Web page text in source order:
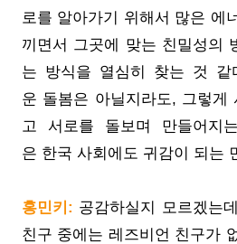
로를 알아가기 위해서 많은 에
끼면서 그곳에 맞는 친밀성의
는 방식을 열심히 찾는 것 같
운 돌봄은 아닐지라도, 그렇게
고 서로를 돌보며 만들어지
은 한국 사회에도 귀감이 되는
홍민키: 공감하실지 모르겠는
친구 중에는 레즈비언 친구가